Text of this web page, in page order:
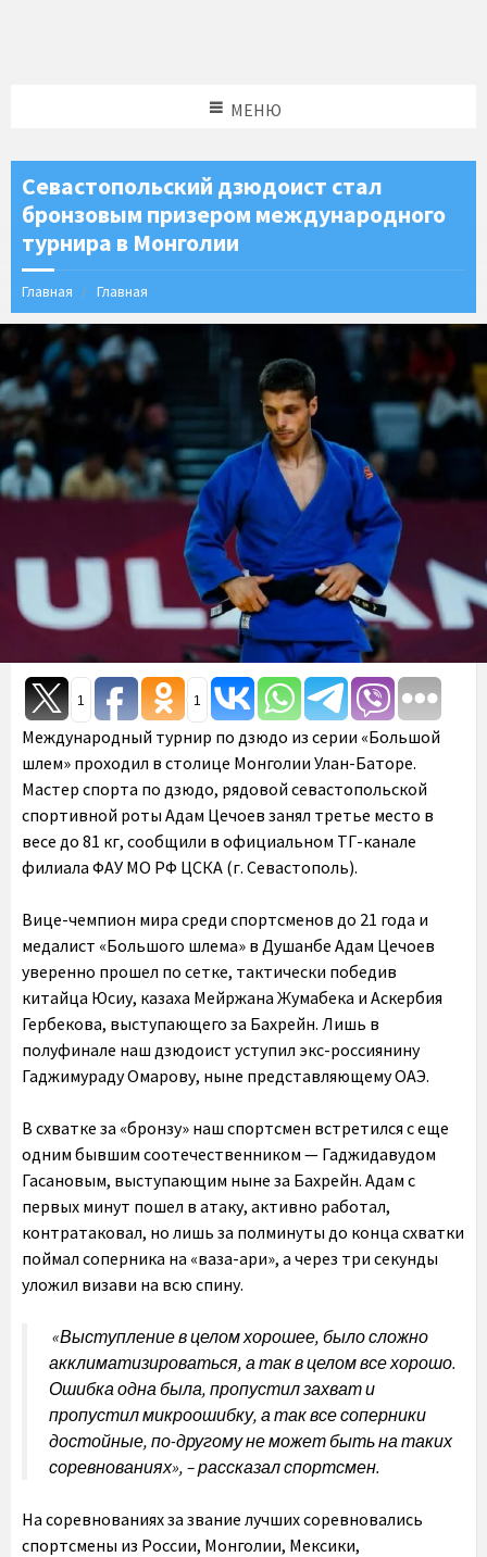
МЕНЮ
Севастопольский дзюдоист стал
бронзовым призером международного
турнира в Монголии
Главная Главная
1 1
Международный турнир по дзюдо из серии «Большой
шлем» проходил в столице Монголии Улан-Баторе.
Мастер спорта по дзюдо, рядовой севастопольской
спортивной роты Адам Цечоев занял третье место в
весе до 81 кг, сообщили в официальном ТГ-канале
филиала ФАУ МО РФ ЦСКА (г. Севастополь).
Вице-чемпион мира среди спортсменов до 21 года и
медалист «Большого шлема» в Душанбе Адам Цечоев
уверенно прошел по сетке, тактически победив
китайца Юсиу, казаха Мейржана Жумабека и Аскербия
Гербекова, выступающего за Бахрейн. Лишь в
полуфинале наш дзюдоист уступил экс-россиянину
Гаджимураду Омарову, ныне представляющему ОАЭ.
В схватке за «бронзу» наш спортсмен встретился с еще
одним бывшим соотечественником — Гаджидавудом
Гасановым, выступающим ныне за Бахрейн. Адам с
первых минут пошел в атаку, активно работал,
контратаковал, но лишь за полминуты до конца схватки
поймал соперника на «ваза-ари», а через три секунды
уложил визави на всю спину.
«Выступление в целом хорошее, было сложно
акклиматизироваться, а так в целом все хорошо.
Ошибка одна была, пропустил захват и
пропустил микроошибку, а так все соперники
достойные, по-другому не может быть на таких
соревнованиях», – рассказал спортсмен.
На соревнованиях за звание лучших соревновались
спортсмены из России, Монголии, Мексики,